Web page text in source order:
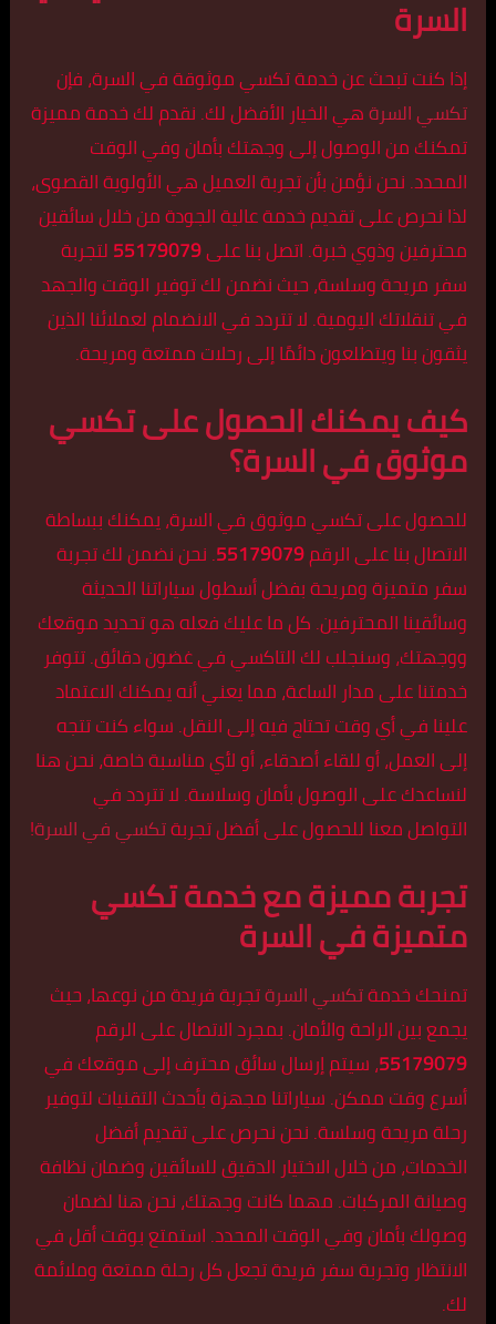
السرة
إذا كنت تبحث عن خدمة تكسي موثوقة في السرة، فإن
تكسي السرةهي الخيار الأفضل لك. نقدم لك خدمة مميزة
تمكنك من الوصول إلى وجهتك بأمان وفي الوقت
المحدد. نحن نؤمن بأن تجربة العميل هي الأولوية القصوى،
لذا نحرص على تقديم خدمة عالية الجودة من خلال سائقين
محترفين وذوي خبرة. اتصل بنا على55179079لتجربة
سفر مريحة وسلسة، حيث نضمن لك توفير الوقت والجهد
في تنقلاتك اليومية. لا تتردد في الانضمام لعملائنا الذين
يثقون بنا ويتطلعون دائمًا إلى رحلات ممتعة ومريحة.
كيف يمكنك الحصول على تكسي
موثوق في السرة؟
للحصول على تكسي موثوق في السرة، يمكنك ببساطة
الاتصال بنا على الرقم55179079. نحن نضمن لك تجربة
سفر متميزة ومريحة بفضل أسطول سياراتنا الحديثة
وسائقينا المحترفين. كل ما عليك فعله هو تحديد موقعك
ووجهتك، وسنجلب لك التاكسي في غضون دقائق. تتوفر
خدمتنا على مدار الساعة، مما يعني أنه يمكنك الاعتماد
علينا في أي وقت تحتاج فيه إلى النقل. سواء كنت تتجه
إلى العمل، أو للقاء أصدقاء، أو لأي مناسبة خاصة، نحن هنا
لنساعدك على الوصول بأمان وسلاسة. لا تتردد في
التواصل معنا للحصول على أفضل تجربةتكسي في السرة!
تجربة مميزة مع خدمة تكسي
متميزة في السرة
تمنحك خدمةتكسي السرةتجربة فريدة من نوعها، حيث
يجمع بين الراحة والأمان. بمجرد الاتصال على الرقم
55179079، سيتم إرسال سائق محترف إلى موقعك في
أسرع وقت ممكن. سياراتنا مجهزة بأحدث التقنيات لتوفير
رحلة مريحة وسلسة. نحن نحرص على تقديم أفضل
الخدمات، من خلال الاختيار الدقيق للسائقين وضمان نظافة
وصيانة المركبات. مهما كانت وجهتك، نحن هنا لضمان
وصولك بأمان وفي الوقت المحدد. استمتع بوقت أقل في
الانتظار وتجربة سفر فريدة تجعل كل رحلة ممتعة وملائمة
لك.